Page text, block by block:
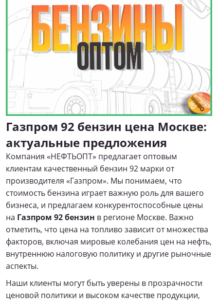
Газпром 92 бензин цена Москве:
актуальные предложения
Компания «НЕФТЬОПТ» предлагает оптовым
клиентам качественный бензин 92 марки от
производителя «Газпром». Мы понимаем, что
стоимость бензина играет важную роль для вашего
бизнеса, и предлагаем конкурентоспособные цены
на Газпром 92 бензин в регионе Москве. Важно
отметить, что цена на топливо зависит от множества
факторов, включая мировые колебания цен на нефть,
внутреннюю налоговую политику и другие рыночные
аспекты.
Наши клиенты могут быть уверены в прозрачности
ценовой политики и высоком качестве продукции,